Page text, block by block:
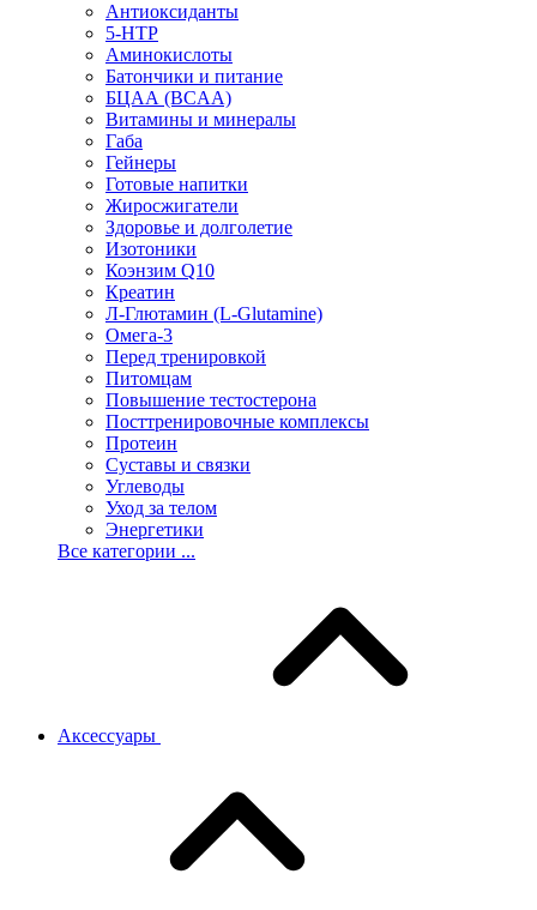
Антиоксиданты
5-HTP
Аминокислоты
Батончики и питание
БЦАА (BCAA)
Витамины и минералы
Габа
Гейнеры
Готовые напитки
Жиросжигатели
Здоровье и долголетие
Изотоники
Коэнзим Q10
Креатин
Л-Глютамин (L-Glutamine)
Омега-3
Перед тренировкой
Питомцам
Повышение тестостерона
Посттренировочные комплексы
Протеин
Суставы и связки
Углеводы
Уход за телом
Энергетики
Все категории ...
Аксессуары